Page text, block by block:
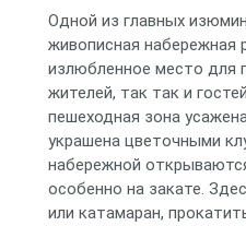
Одной из главных
живописная набережная
излюбленное место для
жителей, так так и
пешеходная зона
украшена цветочными
набережной
особенно на закате.
или катамаран,